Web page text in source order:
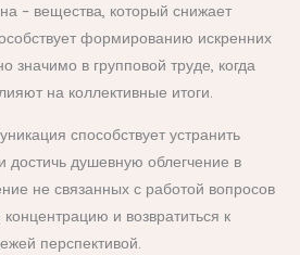
– вещества, который снижает
формированию искренних
значимо в групповой труде, когда
на коллективные итоги.
способствует устранить
достичь душевную облегчение в
не связанных с работой вопросов
и возвратиться к
перспективой.